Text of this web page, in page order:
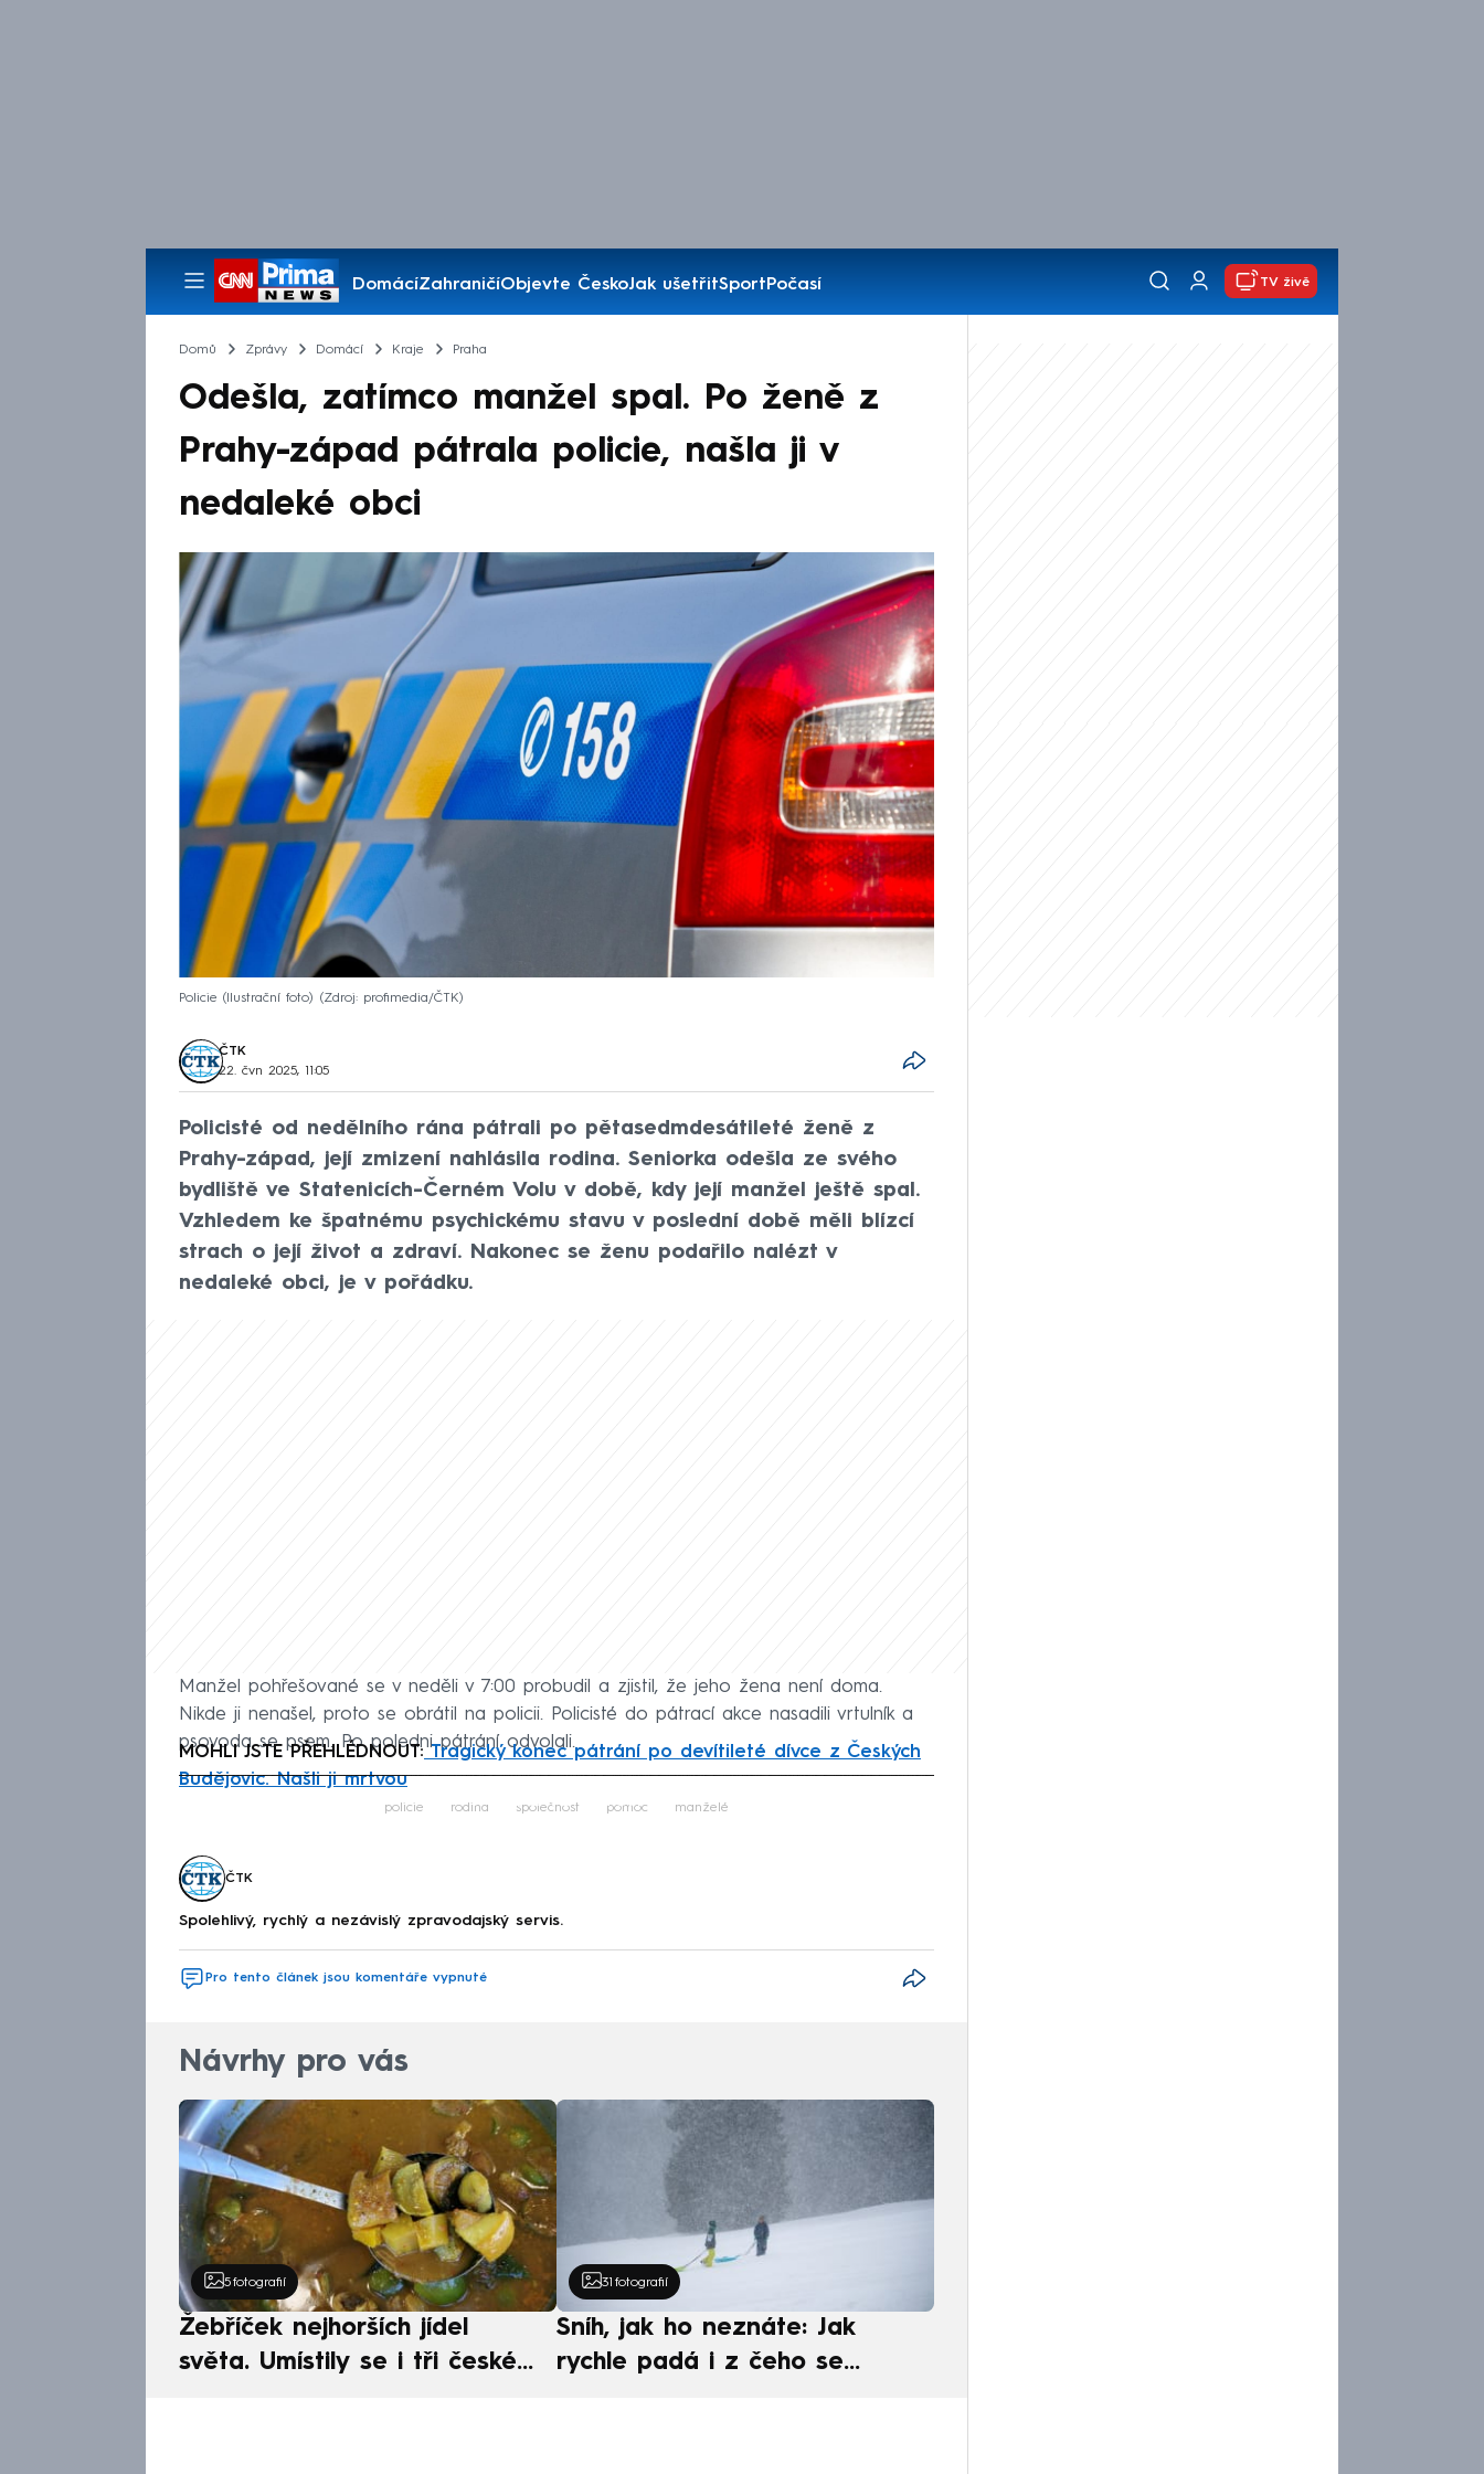
DomácíZahraničíObjevte ČeskoJak ušetřitSportPočasí
Pořady
TV živě
Domů Zprávy Domácí Kraje Praha
Odešla, zatímco manžel spal. Po ženě z
Prahy-západ pátrala policie, našla ji v
nedaleké obci
Policie (Ilustrační foto) Zdroj: profimedia/ČTK
ČTK
22. čvn 2025, 11:05
Policisté od nedělního rána pátrali po pětasedmdesátileté ženě z
Prahy-západ, její zmizení nahlásila rodina. Seniorka odešla ze svého
bydliště ve Statenicích-Černém Volu v době, kdy její manžel ještě spal.
Vzhledem ke špatnému psychickému stavu v poslední době měli blízcí
strach o její život a zdraví. Nakonec se ženu podařilo nalézt v
nedaleké obci, je v pořádku.
Manžel pohřešované se v neděli v 7:00 probudil a zjistil, že jeho žena není doma.
Nikde ji nenašel, proto se obrátil na policii. Policisté do pátrací akce nasadili vrtulník a
psovoda se psem. Po poledni pátrání odvolali.
MOHLI JSTE PŘEHLÉDNOUT:Tragický konec pátrání po devítileté dívce z Českých
Budějovic. Našli ji mrtvou
Failed to fetch
policie rodina společnost pomoc manželé
ČTK
Spolehlivý, rychlý a nezávislý zpravodajský servis.
Pro tento článek jsou komentáře vypnuté
Návrhy pro vás
5 fotografií
Žebříček nejhorších jídel
světa. Umístily se i tři české
31 fotografií
Sníh, jak ho neznáte: Jak
rychle padá i z čeho se